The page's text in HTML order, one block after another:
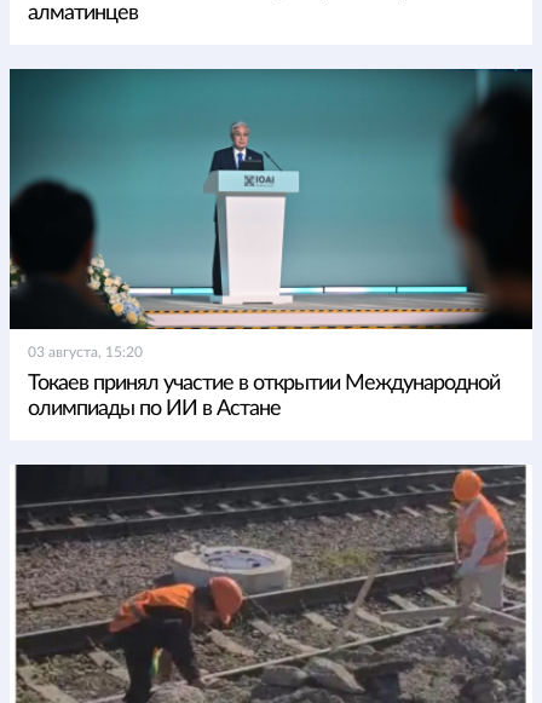
алматинцев
03 августа, 15:20
Токаев принял участие в открытии Международной
олимпиады по ИИ в Астане